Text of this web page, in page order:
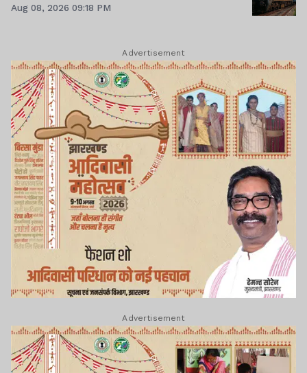
Aug 08, 2026 09:18 PM
Advertisement
Advertisement